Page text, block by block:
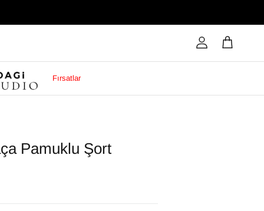
Fırsatlar
Pamuklu Şort